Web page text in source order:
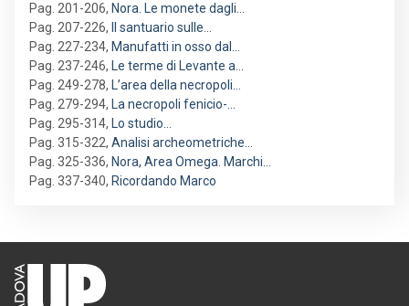
Pag. 201-206, Nora. Le monete dagli…
Pag. 207-226,
Il santuario sulle…
Pag. 227-234, Manufatti in osso dal…
Pag. 237-246, Le terme di Levante a…
Pag. 249-278, L’area della necropoli…
Pag. 279-294, La necropoli fenicio-…
Pag. 295-314, Lo studio…
Pag. 315-322, Analisi archeometriche…
Pag. 325-336, Nora, Area Omega. Marchi…
Pag. 337-340, Ricordando Marco